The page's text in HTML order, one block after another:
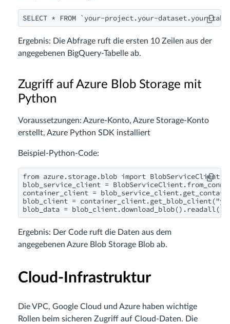
SELECT * FROM `your-project.your-dataset.your-
Ergebnis: Die Abfrage ruft die ersten 10 Zeilen aus der
angegebenen BigQuery-Tabelle ab.
Zugriff auf Azure Blob Storage mit
Python
Voraussetzungen: Azure-Konto, Azure Storage-Konto
erstellt, Azure Python SDK installiert
Beispiel-Python-Code:
from azure.storage.blob import BlobServiceClient
blob_service_client =
container_client =
blob_client =
blob_data = blob_client.download_blob().readall()
Ergebnis: Der Code ruft die Daten aus dem
angegebenen Azure Blob Storage Blob ab.
Cloud-Infrastruktur
Die VPC, Google Cloud und Azure haben wichtige
Rollen beim sicheren Zugriff auf Cloud-Daten. Die